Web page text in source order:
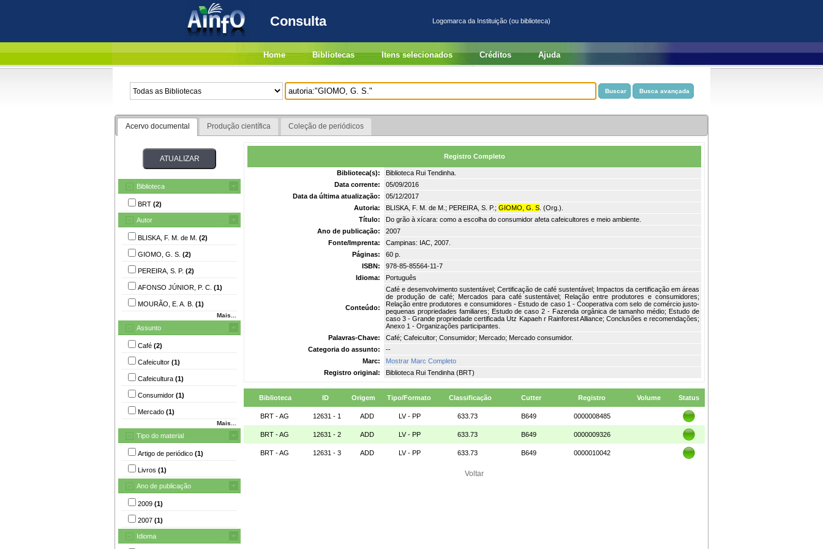
Consulta Logomarca da Instituição (ou biblioteca)
Home Bibliotecas Itens selecionados Créditos Ajuda
Acervo documental Produção científica Coleção de periódicos
Biblioteca
BRT (2)
Autor
BLISKA, F. M. de M. (2)
GIOMO, G. S. (2)
PEREIRA, S. P. (2)
AFONSO JÚNIOR, P. C. (1)
MOURÃO, E. A. B. (1)
Mais...
Assunto
Café (2)
Cafeicultor (1)
Cafeicultura (1)
Consumidor (1)
Mercado (1)
Mais...
Tipo do material
Artigo de periódico (1)
Livros (1)
Ano de publicação
2009 (1)
2007 (1)
Idioma
Registro Completo
Biblioteca(s):
Biblioteca Rui Tendinha.
Data corrente:
05/09/2016
Data da última atualização:
05/12/2017
Autoria:
BLISKA, F. M. de M.; PEREIRA, S. P.; GIOMO, G. S . (Org.).
Título:
Do grão à xícara: como a escolha do consumidor afeta cafeicultores e meio ambiente.
Ano de publicação:
2007
Fonte/Imprenta:
Campinas: IAC, 2007.
Páginas:
60 p.
ISBN:
978-85-85564-11-7
Idioma:
Português
Conteúdo:
Café e desenvolvimento sustentável; Certificação de café sustentável; Impactos da certificação em áreas
de produção de café; Mercados para café sustentável; Relação entre produtores e consumidores;
Relação entre produtores e consumidores - Estudo de caso 1 - Cooperativa com selo de comércio justo-
pequenas propriedades familiares; Estudo de caso 2 - Fazenda orgânica de tamanho médio; Estudo de
caso 3 - Grande propriedade certificada Utz Kapaeh r Rainforest Alliance; Conclusões e recomendações;
Anexo 1 - Organizações participantes.
Palavras-Chave:
Café; Cafeicultor; Consumidor; Mercado; Mercado consumidor.
Categoria do assunto:
--
Marc:
Mostrar Marc Completo
Registro original:
Biblioteca Rui Tendinha (BRT)
Biblioteca ID Origem Tipo/Formato Classificação Cutter Registro Volume Status
BRT - AG 12631 - 1 ADD LV - PP 633.73 B649 0000008485
BRT - AG 12631 - 2 ADD LV - PP 633.73 B649 0000009326
BRT - AG 12631 - 3 ADD LV - PP 633.73 B649 0000010042
Voltar